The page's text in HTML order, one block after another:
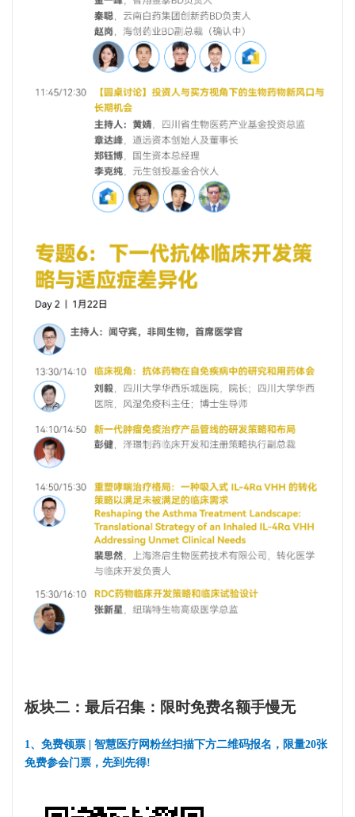
板块二： 最后召集：限时免费名额手慢无
1、免费领票 | 智慧医疗网粉丝扫描下方二维码报名，限量20张
免费参会门票，先到先得!